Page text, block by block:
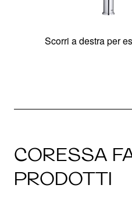
Scorri a destra per
CORESSA
PRODOTTI